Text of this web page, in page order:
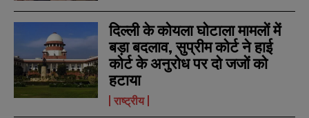
*
N
u
m
b
e
r
s
SUBMIT
*
N
u
m
b
e
r
s
SUBMIT
दिल्ली के कोयला घोटाला मामलों में
बड़ा बदलाव, सुप्रीम कोर्ट ने हाई
कोर्ट के अनुरोध पर दो जजों को
हटाया
राष्ट्रीय